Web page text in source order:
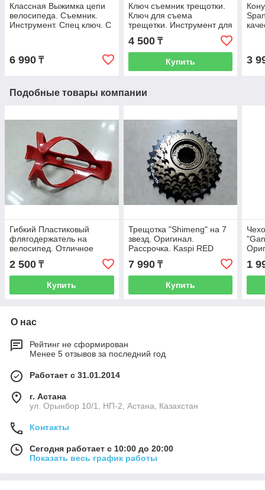
Классная Выжимка цепи
велосипеда. Съемник.
Инструмент. Спец ключ. С
6 990 ₸
Ключ съемник трещотки.
Ключ для съема
трещетки. Инструмент для
ремонта. Рассрочка. Kaspi
RED
4 500₸
Купить 3
Подобные товары компании
Гибкий Пластиковый
флягодержатель на
велосипед. Отличное
Рассрочка.
2 500 ₸
Купить
Трещотка "Shimeng" на 7
звезд. Оригинал.
Рассрочка. Kaspi RED
7 990₸
Купить
1
О нас
Рейтинг не сформирован
Менее 5 отзывов за последний год
Работает с 31.01.2014
г. Астана
ул. Орынбор 10/1, НП-2, Астана, Казахстан
Контакты
Сегодня работает с 10:00 до 20:00
Показать весь график работы